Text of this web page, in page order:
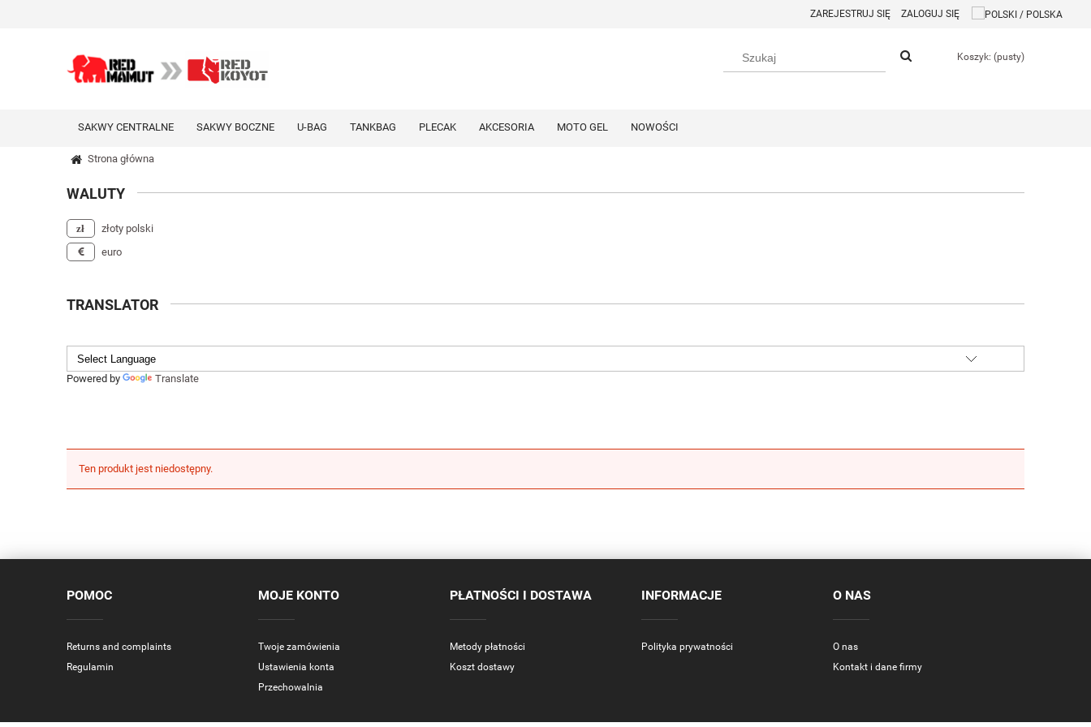
ZAREJESTRUJ SIĘ ZALOGUJ SIĘ
Koszyk: (pusty)
SAKWY CENTRALNE SAKWY BOCZNE U-BAG TANKBAG PLECAK AKCESORIA MOTO GEL NOWOŚCI
Strona główna
WALUTY
złoty polski
euro
TRANSLATOR
Powered by Translate
Ten produkt jest niedostępny.
POMOC
Returns and complaints
Regulamin
MOJE KONTO
Twoje zamówienia
Ustawienia konta
Przechowalnia
PŁATNOŚCI I DOSTAWA
Metody płatności
Koszt dostawy
INFORMACJE
Polityka prywatności
O NAS
O nas
Kontakt i dane firmy